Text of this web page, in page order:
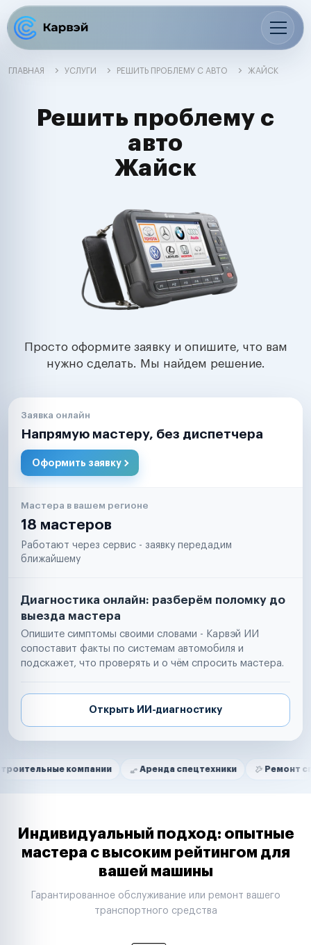
ГЛАВНАЯ УСЛУГИ РЕШИТЬ ПРОБЛЕМУ С АВТО ЖАЙСК
Решить проблему с
авто
Жайск
Просто оформите заявку и опишите, что вам
нужно сделать. Мы найдем решение.
Заявка онлайн
Напрямую мастеру, без диспетчера
Оформить заявку
Мастера в вашем регионе
18 мастеров
Работают через сервис - заявку передадим
ближайшему
Диагностика онлайн: разберём поломку до
выезда мастера
Опишите симптомы своими словами - Карвэй ИИ
сопоставит факты по системам автомобиля и
подскажет, что проверять и о чём спросить мастера.
Открыть ИИ-диагностику
Нам доверяют
компании Аренда спецтехники Ремонт
Маркетплейсы
Таксопарки
Автодилеры
Строительные компании
Аренда спецтехники
Индивидуальный подход: опытные
мастера с высоким рейтингом для
вашей машины
Гарантированное обслуживание или ремонт вашего
транспортного средства